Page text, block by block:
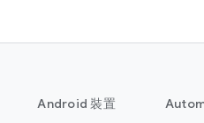
Android 裝置